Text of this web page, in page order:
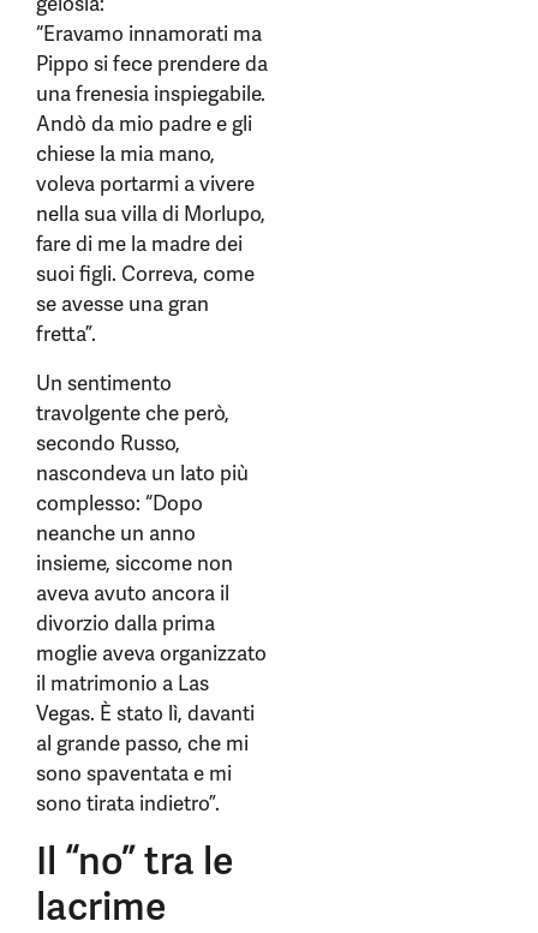
“Eravamo innamorati ma
Pippo si fece prendere da
una frenesia inspiegabile.
Andò da mio padre e gli
chiese la mia mano,
voleva portarmi a vivere
nella sua villa di Morlupo,
fare di me la madre dei
suoi figli. Correva, come
se avesse una gran
fretta”.
Un sentimento
travolgente che però,
secondo Russo,
nascondeva un lato più
complesso: “Dopo
neanche un anno
insieme, siccome non
aveva avuto ancora il
divorzio dalla prima
moglie aveva organizzato
il matrimonio a Las
Vegas. È stato lì, davanti
al grande passo, che mi
sono spaventata e mi
sono tirata indietro”.
Il “no” tra le
lacrime